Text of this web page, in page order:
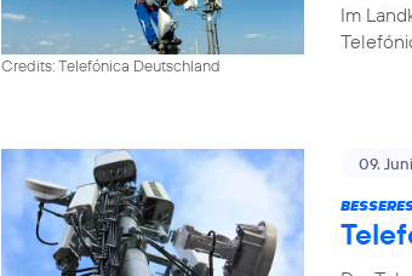
Credits: Telefónica Deutschland
Im
09.